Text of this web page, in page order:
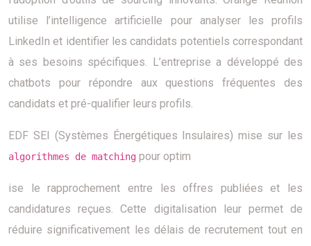
utilise l’intelligence artificielle pour analyser les profils
LinkedIn et identifier les candidats potentiels correspondant
à ses besoins spécifiques. L’entreprise a développé des
chatbots pour répondre aux questions fréquentes des
candidats et pré-qualifier leurs profils.
EDF SEI (Systèmes Énergétiques Insulaires) mise sur les
algorithmes de matching pour optim
ise le rapprochement entre les offres publiées et les
candidatures reçues. Cette digitalisation leur permet de
réduire significativement les délais de recrutement tout en